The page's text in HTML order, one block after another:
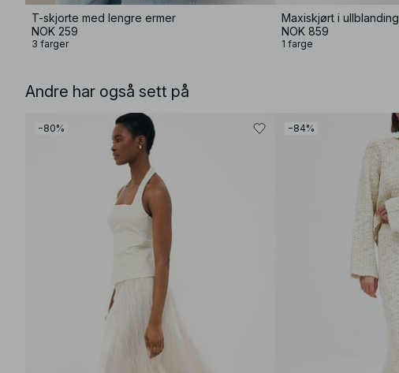
T-skjorte med lengre ermer
NOK 259
3 farger
Maxiskjørt i ullblanding
NOK 859
1 farge
Andre har også sett på
−80% −84%